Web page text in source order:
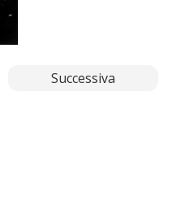
Successiva